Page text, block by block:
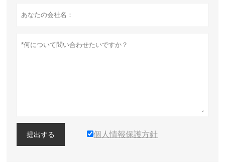
提出する 個人情報保護方針